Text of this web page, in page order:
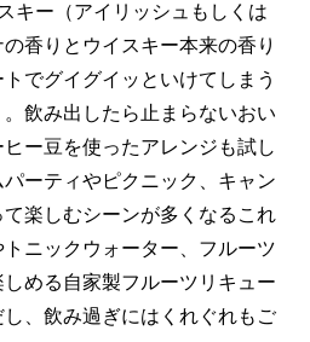
キー（アイリッシュもしくは
香りとウイスキー本来の香り
でグイグイッといけてしまう
飲み出したら止まらないおい
ー豆を使ったアレンジも試し
ーティやピクニック、キャン
楽しむシーンが多くなるこれ
ニックウォーター、フルーツ
める自家製フルーツリキュー
、飲み過ぎにはくれぐれもご